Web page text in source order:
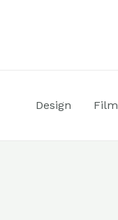
Design Film